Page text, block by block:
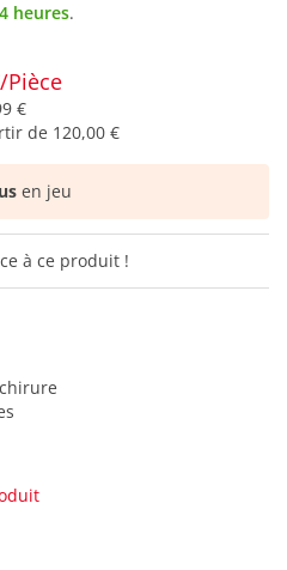
heures.
Pièce
€
de 120,00 €
en jeu
à ce produit !